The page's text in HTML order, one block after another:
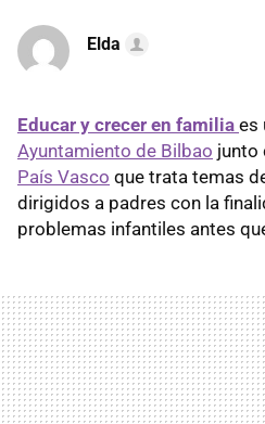
Elda
Educar y crecer en familia es
Ayuntamiento de Bilbao junto
País Vasco que trata temas
dirigidos a padres con la
problemas infantiles antes